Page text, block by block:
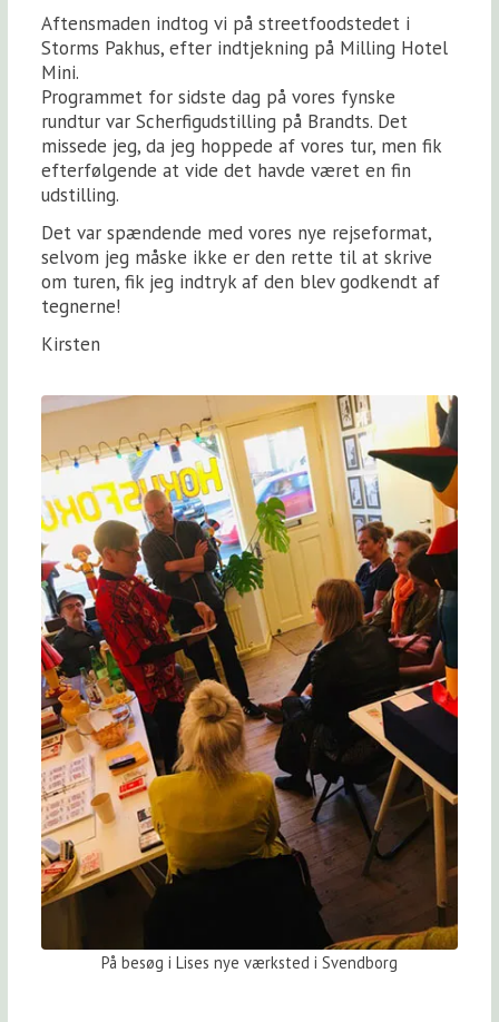
Aftensmaden indtog vi på streetfoodstedet i
Storms Pakhus, efter indtjekning på Milling Hotel
Mini.
Programmet for sidste dag på vores fynske
rundtur var Scherfigudstilling på Brandts. Det
missede jeg, da jeg hoppede af vores tur, men fik
efterfølgende at vide det havde været en fin
udstilling.
Det var spændende med vores nye rejseformat,
selvom jeg måske ikke er den rette til at skrive
om turen, fik jeg indtryk af den blev godkendt af
tegnerne!
Kirsten
På besøg i Lises nye værksted i Svendborg